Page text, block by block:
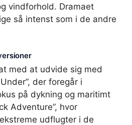
vindforhold. Dramaet
så intenst som i de andre
med at udvide sig med
der foregår i
på dykning og maritimt
Adventure”, hvor
udflugter i de